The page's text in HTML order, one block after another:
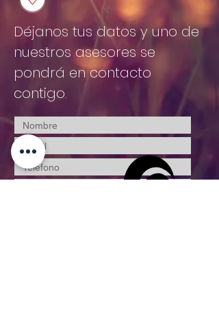
Déjanos tus datos y uno de
nuestros asesores se
pondrá en contacto
contigo.